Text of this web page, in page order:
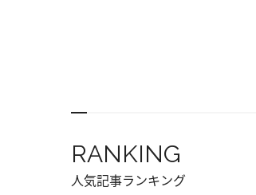
RANKING
人気記事ランキング